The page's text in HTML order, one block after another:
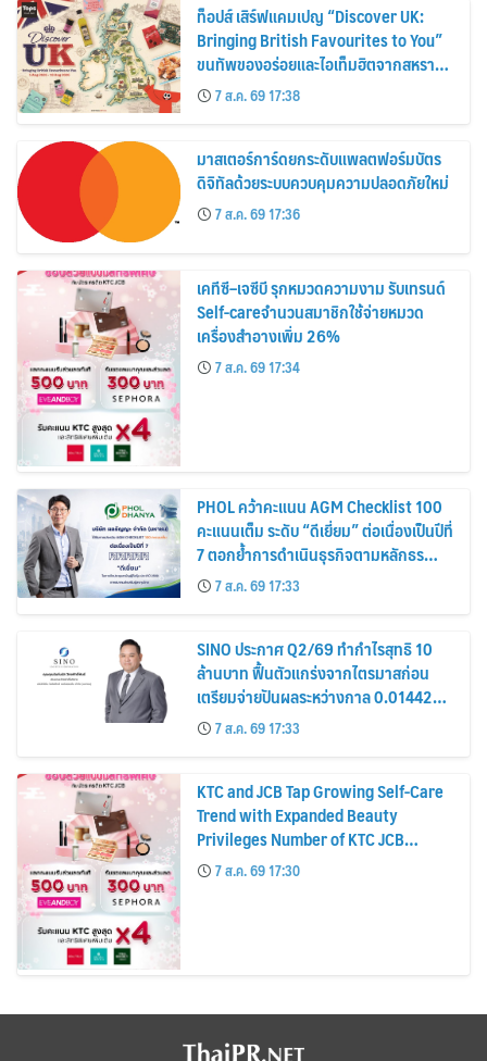
ท็อปส์ เสิร์ฟแคมเปญ “Discover UK:
Bringing British Favourites to You”
ขนทัพของอร่อยและไอเท็มฮิตจากสหราช
อาณาจักร ส่งตรงถึงมือตั้งแต่วันนี้ – 18
สิงหาคมนี้
7 ส.ค. 69 17:38
มาสเตอร์การ์ดยกระดับแพลตฟอร์มบัตร
ดิจิทัลด้วยระบบควบคุมความปลอดภัยใหม่
7 ส.ค. 69 17:36
เคทีซี–เจซีบี รุกหมวดความงาม รับเทรนด์
Self-careจำนวนสมาชิกใช้จ่ายหมวด
เครื่องสำอางเพิ่ม 26%
7 ส.ค. 69 17:34
PHOL คว้าคะแนน AGM Checklist 100
คะแนนเต็ม ระดับ “ดีเยี่ยม” ต่อเนื่องเป็นปีที่
7 ตอกย้ำการดำเนินธุรกิจตามหลักธร
รมาภิบาล โปร่งใส สร้างความเชื่อมั่นผู้ถือ
หุ้น
7 ส.ค. 69 17:33
SINO ประกาศ Q2/69 ทำกำไรสุทธิ 10
ล้านบาท ฟื้นตัวแกร่งจากไตรมาสก่อน
เตรียมจ่ายปันผลระหว่างกาล 0.014423
บาทต่อหุ้น ครึ่งปีหลังมุ่งเติบโตต่อเนื่อง
7 ส.ค. 69 17:33
KTC and JCB Tap Growing Self-Care
Trend with Expanded Beauty
Privileges Number of KTC JCB
Cardmembers Spending on
Cosmetics Rises 26%
7 ส.ค. 69 17:30